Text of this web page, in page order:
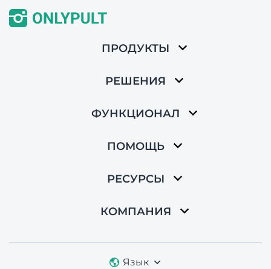
ПРОДУКТЫ
РЕШЕНИЯ
ФУНКЦИОНАЛ
ПОМОЩЬ
РЕСУРСЫ
КОМПАНИЯ
Язык